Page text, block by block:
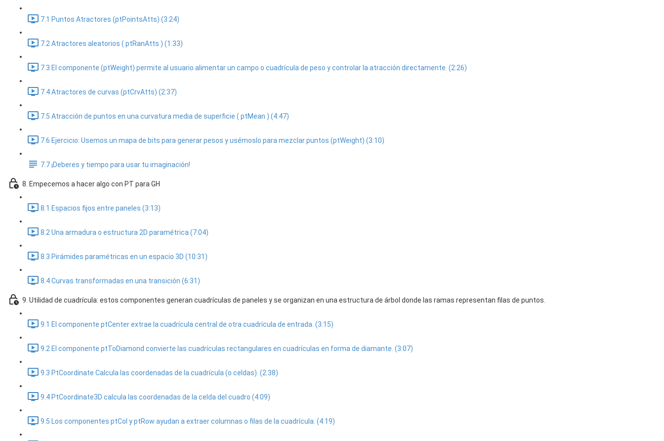
7.1 Puntos Atractores (ptPointsAtts) (3:24)
7.2 Atractores aleatorios ( ptRanAtts ) (1:33)
7.3 El componente (ptWeight) permite al usuario alimentar un campo o cuadrícula de peso y controlar la atracción directamente. (2:26)
7.4 Atractores de curvas (ptCrvAtts) (2:37)
7.5 Atracción de puntos en una curvatura media de superficie ( ptMean ) (4:47)
7.6 Ejercicio: Usemos un mapa de bits para generar pesos y usémoslo para mezclar puntos (ptWeight) (3:10)
7.7 ¡Deberes y tiempo para usar tu imaginación!
8. Empecemos a hacer algo con PT para GH
8.1 Espacios fijos entre paneles (3:13)
8.2 Una armadura o estructura 2D paramétrica (7:04)
8.3 Pirámides paramétricas en un espacio 3D (10:31)
8.4 Curvas transformadas en una transición (6:31)
9. Utilidad de cuadrícula: estos componentes generan cuadrículas de paneles y se organizan en una estructura de árbol donde las ramas representan filas de puntos.
9.1 El componente ptCenter extrae la cuadrícula central de otra cuadrícula de entrada. (3:15)
9.2 El componente ptToDiamond convierte las cuadrículas rectangulares en cuadrículas en forma de diamante. (3:07)
9.3 PtCoordinate Calcula las coordenadas de la cuadrícula (o celdas). (2:38)
9.4 PtCoordinate3D calcula las coordenadas de la celda del cuadro (4:09)
9.5 Los componentes ptCol y ptRow ayudan a extraer columnas o filas de la cuadrícula. (4:19)